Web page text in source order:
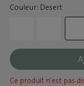
Couleur: Desert
Ce produit n'est pas